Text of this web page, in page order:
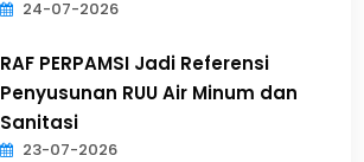
24-07-2026
RAF PERPAMSI Jadi Referensi
Penyusunan RUU Air Minum dan
Sanitasi
23-07-2026